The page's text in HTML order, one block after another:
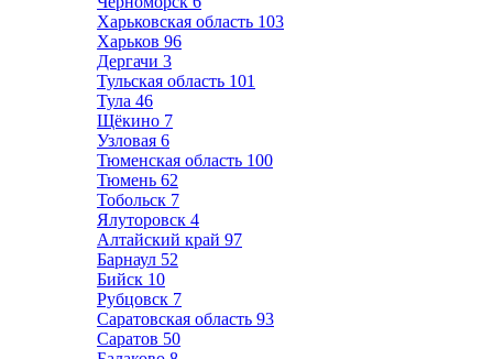
Харьковская область 103
Харьков 96
Дергачи 3
Тульская область 101
Тула 46
Щёкино 7
Узловая 6
Тюменская область 100
Тюмень 62
Тобольск 7
Ялуторовск 4
Алтайский край 97
Барнаул 52
Бийск 10
Рубцовск 7
Саратовская область 93
Саратов 50